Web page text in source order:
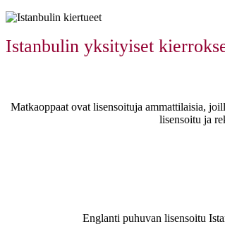
Istanbulin yksityiset
Matkaoppaat ovat lisensoituja ammattilaisia,
lisensoitu ja
Englanti puhuvan lisensoitu